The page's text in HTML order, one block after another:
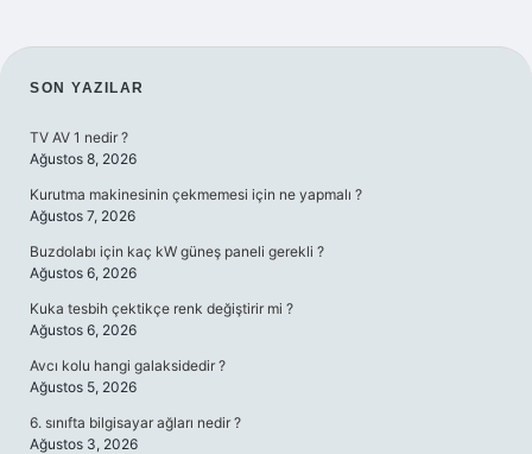
SIDEBAR
SON YAZILAR
TV AV 1 nedir ?
Ağustos 8, 2026
Kurutma makinesinin çekmemesi için ne yapmalı ?
Ağustos 7, 2026
Buzdolabı için kaç kW güneş paneli gerekli ?
Ağustos 6, 2026
Kuka tesbih çektikçe renk değiştirir mi ?
Ağustos 6, 2026
Avcı kolu hangi galaksidedir ?
Ağustos 5, 2026
6. sınıfta bilgisayar ağları nedir ?
Ağustos 3, 2026